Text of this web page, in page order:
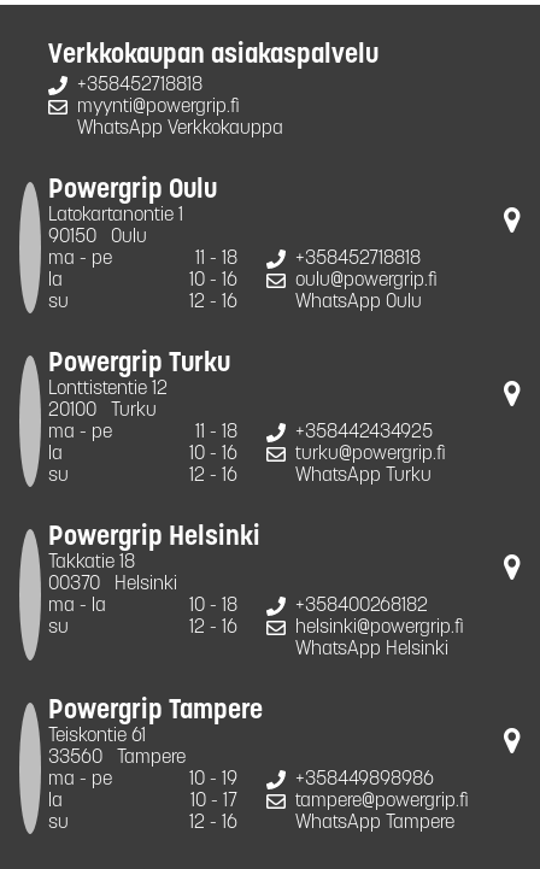
Verkkokaupan asiakaspalvelu
+358452718818
myynti@powergrip.fi
WhatsApp Verkkokauppa
Powergrip Oulu
Latokartanontie 1
90150
Oulu
ma - pe
11 - 18
la
10 - 16
su
12 - 16
+358452718818
oulu@powergrip.fi
WhatsApp Oulu
Powergrip Turku
Lonttistentie 12
20100
Turku
ma - pe
11 - 18
la
10 - 16
su
12 - 16
+358442434925
turku@powergrip.fi
WhatsApp Turku
Powergrip Helsinki
Takkatie 18
00370
Helsinki
ma - la
10 - 18
su
12 - 16
+358400268182
helsinki@powergrip.fi
WhatsApp Helsinki
Powergrip Tampere
Teiskontie 61
33560
Tampere
ma - pe
10 - 19
la
10 - 17
su
12 - 16
+358449898986
tampere@powergrip.fi
WhatsApp Tampere